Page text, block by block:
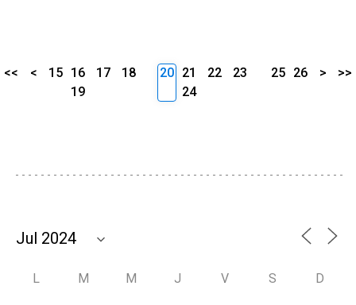
<< < 15 16 17
18
19
20 21 22
23
24
25 26 > >>
L M M J V S D